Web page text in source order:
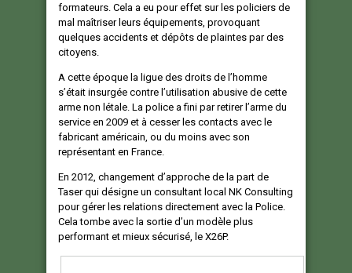
formateurs. Cela a eu pour effet sur les policiers de
mal maîtriser leurs équipements, provoquant
quelques accidents et dépôts de plaintes par des
citoyens.
A cette époque la ligue des droits de l’homme
s’était insurgée contre l’utilisation abusive de cette
arme non létale. La police a fini par retirer l’arme du
service en 2009 et à cesser les contacts avec le
fabricant américain, ou du moins avec son
représentant en France.
En 2012, changement d’approche de la part de
Taser qui désigne un consultant local NK Consulting
pour gérer les relations directement avec la Police.
Cela tombe avec la sortie d’un modèle plus
performant et mieux sécurisé, le X26P.